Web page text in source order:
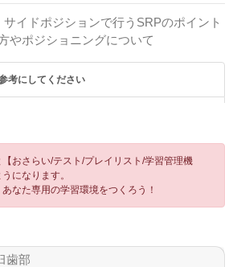
サイドポジションで行うSRPのポイント
やポジショニングについて
考にしてください
部 01.SRPレッスンの前に-プロローグ編
剖学 02.上顎大臼歯
おさらい/テスト/プレイリスト/学習管理機
になります。
なた専用の学習環境をつくろう！
歯部